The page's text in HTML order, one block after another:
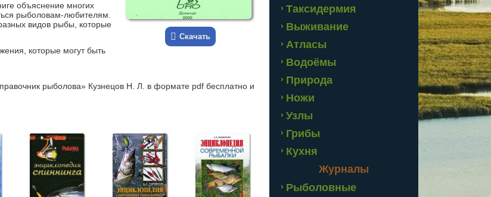
Скачать
объяснение многих
рыболовам-любителям.
видов рыбы, которые
которые могут быть
рыболова» Кузнецов Н. Л. в формате pdf бесплатно и
Таксидермия
Выживание
Атласы
Водоёмы
Природа
Ножи
Узлы
Грибы
Кухня
Журналы
Рыболовные